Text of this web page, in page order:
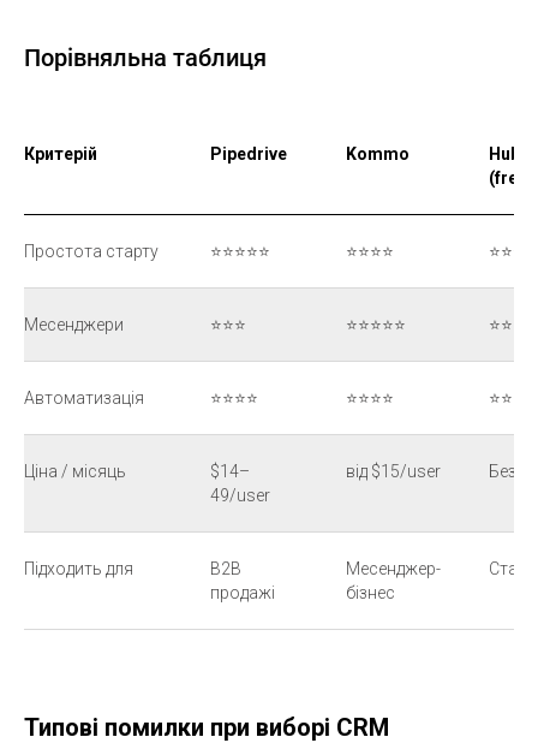
Порівняльна таблиця
Критерій Pipedrive Kommo
(free)
Простота старту ⭐⭐⭐⭐⭐ ⭐⭐⭐⭐ ⭐⭐⭐⭐
Месенджери ⭐⭐⭐ ⭐⭐⭐⭐⭐ ⭐⭐
Автоматизація ⭐⭐⭐⭐ ⭐⭐⭐⭐ ⭐⭐
Ціна / місяць
$14–
49/user
від $15/user
Підходить для
B2B
продажі
Месенджер-
бізнес
Старт
Типові помилки при виборі CRM